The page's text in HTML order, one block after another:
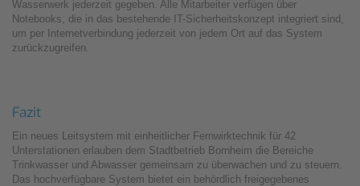
Wasserwerk jederzeit gegeben. Alle Mitarbeiter verfügen über
Notebooks, die in das bestehende IT-Sicherheitskonzept integriert sind,
um per Internetverbindung jederzeit von jedem Ort auf das System
zurückzugreifen.
Fazit
Ein neues Leitsystem mit einheitlicher Fernwirktechnik für 42
Unterstationen erlauben dem Stadtbetrieb Bornheim die Bereiche
Trinkwasser und Abwasser gemeinsam zu überwachen und zu steuern.
Das hochverfügbare System bietet ein behördlich freigegebenes